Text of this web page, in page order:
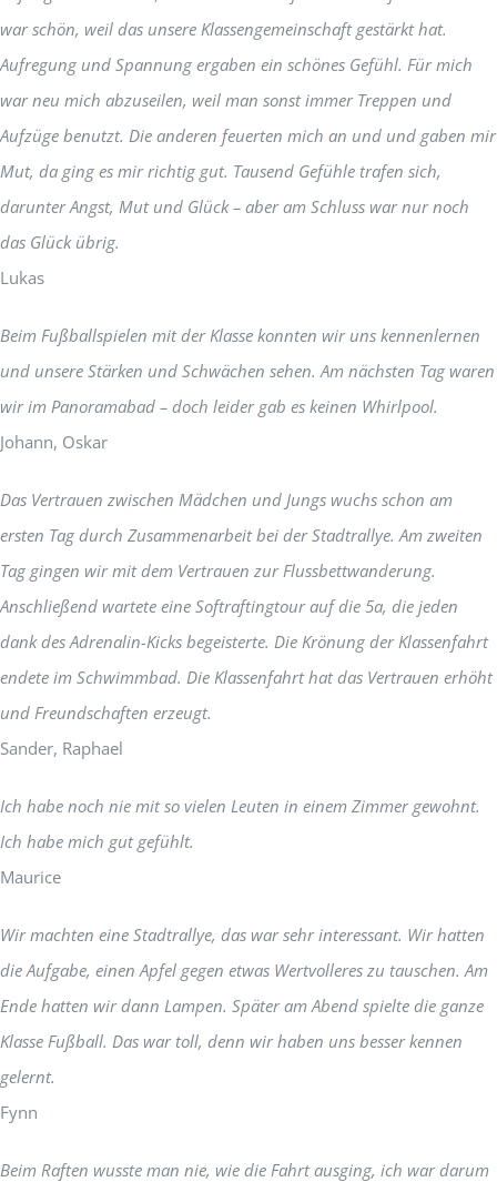
war schön, weil das unsere Klassengemeinschaft gestärkt hat.
Aufregung und Spannung ergaben ein schönes Gefühl. Für mich
war neu mich abzuseilen, weil man sonst immer Treppen und
Aufzüge benutzt. Die anderen feuerten mich an und und gaben mir
Mut, da ging es mir richtig gut. Tausend Gefühle trafen sich,
darunter Angst, Mut und Glück – aber am Schluss war nur noch
das Glück übrig.
Lukas
Beim Fußballspielen mit der Klasse konnten wir uns kennenlernen
und unsere Stärken und Schwächen sehen. Am nächsten Tag waren
wir im Panoramabad – doch leider gab es keinen Whirlpool.
Johann, Oskar
Das Vertrauen zwischen Mädchen und Jungs wuchs schon am
ersten Tag durch Zusammenarbeit bei der Stadtrallye. Am zweiten
Tag gingen wir mit dem Vertrauen zur Flussbettwanderung.
Anschließend wartete eine Softraftingtour auf die 5a, die jeden
dank des Adrenalin-Kicks begeisterte. Die Krönung der Klassenfahrt
endete im Schwimmbad. Die Klassenfahrt hat das Vertrauen erhöht
und Freundschaften erzeugt.
Sander, Raphael
Ich habe noch nie mit so vielen Leuten in einem Zimmer gewohnt.
Ich habe mich gut gefühlt.
Maurice
Wir machten eine Stadtrallye, das war sehr interessant. Wir hatten
die Aufgabe, einen Apfel gegen etwas Wertvolleres zu tauschen. Am
Ende hatten wir dann Lampen. Später am Abend spielte die ganze
Klasse Fußball. Das war toll, denn wir haben uns besser kennen
gelernt.
Fynn
Beim Raften wusste man nie, wie die Fahrt ausging, ich war darum